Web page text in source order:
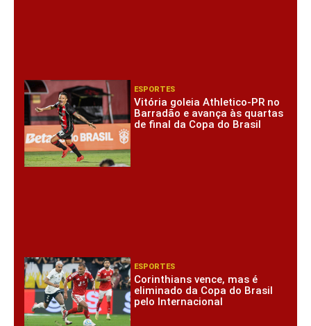
ESPORTES
Vitória goleia Athletico-PR no
Barradão e avança às quartas
de final da Copa do Brasil
ESPORTES
Corinthians vence, mas é
eliminado da Copa do Brasil
pelo Internacional